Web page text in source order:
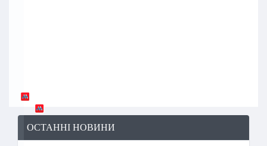
ОСТАННІ НОВИНИ